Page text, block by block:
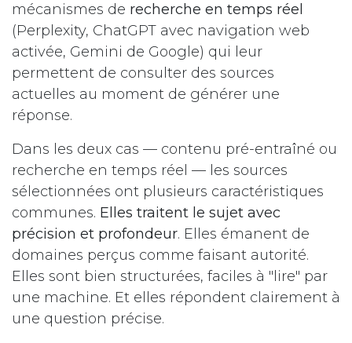
mécanismes de recherche en temps réel
(Perplexity, ChatGPT avec navigation web
activée, Gemini de Google) qui leur
permettent de consulter des sources
actuelles au moment de générer une
réponse.
Dans les deux cas — contenu pré-entraîné ou
recherche en temps réel — les sources
sélectionnées ont plusieurs caractéristiques
communes. Elles traitent le sujet avec
précision et profondeur. Elles émanent de
domaines perçus comme faisant autorité.
Elles sont bien structurées, faciles à "lire" par
une machine. Et elles répondent clairement à
une question précise.